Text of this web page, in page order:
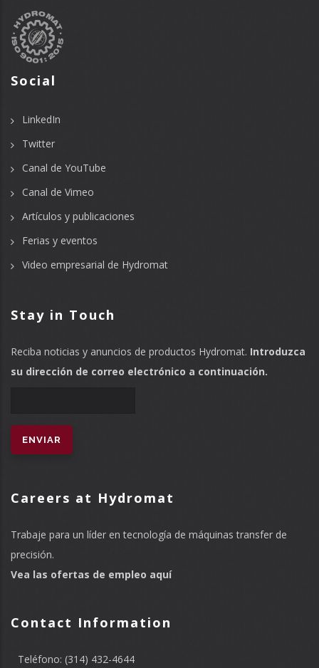
Social
LinkedIn
Twitter
Canal de YouTube
Canal de Vimeo
Artículos y publicaciones
Ferias y eventos
Video empresarial de Hydromat
Stay in Touch
Reciba noticias y anuncios de productos Hydromat. Introduzca
su dirección de correo electrónico a continuación.
Careers at Hydromat
Trabaje para un líder en tecnología de máquinas transfer de
precisión.
Vea las ofertas de empleo aquí
Contact Information
Teléfono: (314) 432-4644